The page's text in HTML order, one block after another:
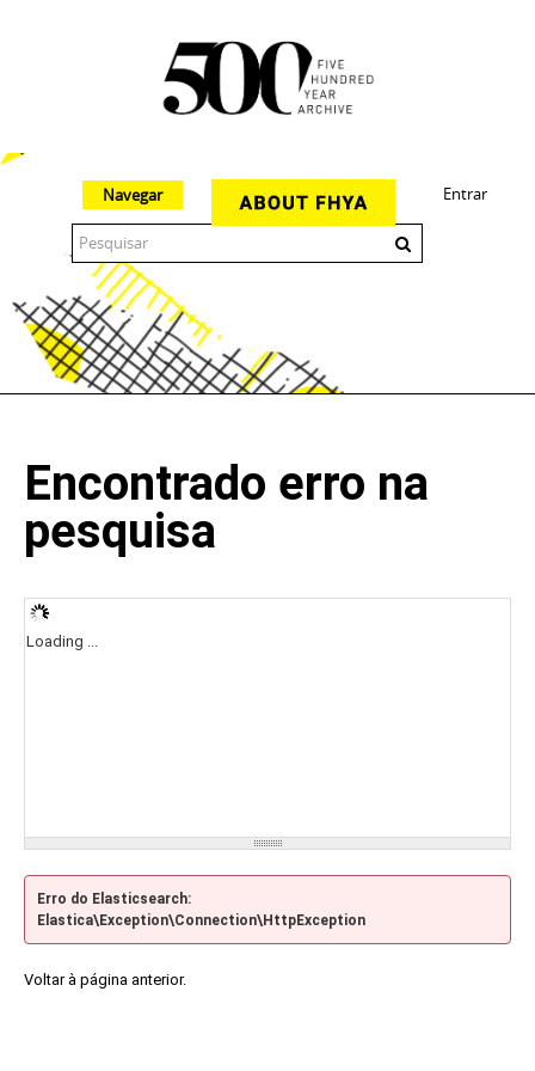
Entrar
Navegar
Encontrado erro na
pesquisa
Loading ...
Erro do Elasticsearch:
Elastica\Exception\Connection\HttpException
Voltar à página anterior.